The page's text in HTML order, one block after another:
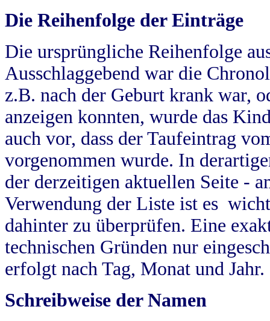
Die Reihenfolge der Einträge
Die ursprüngliche Reihenfolge
Ausschlaggebend war die
z.B. nach der Geburt krank war,
anzeigen konnten, wurde das
auch vor, dass der Taufeintrag
vorgenommen wurde. In
der derzeitigen aktuellen Seite -
Verwendung der Liste ist es
dahinter zu überprüfen. Eine
technischen Gründen nur
erfolgt nach Tag, Monat und Jahr.
Schreibweise der Namen